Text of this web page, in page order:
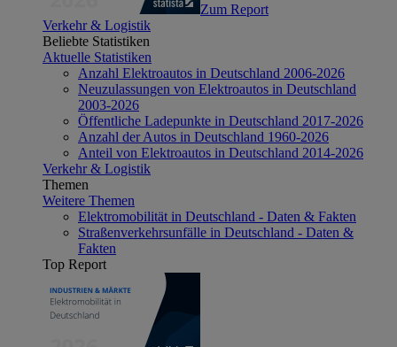
Zum Report
Verkehr & Logistik
Beliebte Statistiken
Aktuelle Statistiken
Anzahl Elektroautos in Deutschland 2006-2026
Neuzulassungen von Elektroautos in Deutschland
2003-2026
Öffentliche Ladepunkte in Deutschland 2017-2026
Anzahl der Autos in Deutschland 1960-2026
Anteil von Elektroautos in Deutschland 2014-2026
Verkehr & Logistik
Themen
Weitere Themen
Elektromobilität in Deutschland - Daten & Fakten
Straßenverkehrsunfälle in Deutschland - Daten &
Fakten
Top Report